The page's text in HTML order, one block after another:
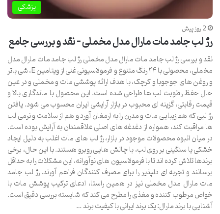
پزشکی
2 روز پیش
رژ لب جامد مات مارال مدل مخملی – نقد و بررسی جامع
نقد و بررسی رژ لب جامد مات مارال مدل مخملی رژ لب جامد مات مارال مدل
مخملی، محصولی با ۲۴ رنگ متنوع و فرمولاسیونی غنی از ویتامین E، شی باتر
و روغن های جوجوبا و کرچک، با هدف ارائه پوششی مات و مخملی و در عین
حال حفظ رطوبت لب ها طراحی شده است. این محصول با ماندگاری بالا و
قیمت رقابتی، گزینه ای محبوب در بازار آرایشی ایران محسوب می شود. یافتن
رژ لبی که هم زیبایی مات و مدرن را به ارمغان آورد و هم از سلامت و نرمی لب
ها مراقبت کند، همواره از دغدغه های اصلی علاقمندان به آرایش بوده است.
در میان انبوه محصولات موجود در بازار، رژ لب های مات اغلب به دلیل ایجاد
خشکی یا سنگینی بر روی لب، با چالش هایی روبرو هستند. با این حال، برخی
برندها تلاش کرده اند تا با فرمولاسیون های نوآورانه، این مشکلات را به حداقل
برسانند و تجربه ای دلپذیر را برای مصرف کنندگان فراهم آورند. رژ لب جامد
مات مارال مدل مخملی نیز در همین راستا، ادعای ترکیب پوشش مات با
خواص مرطوب کننده و مغذی را مطرح می کند که شایسته بررسی دقیق است.
آشنایی با برند مارال: یک برند ایرانی با کیفیت برند …